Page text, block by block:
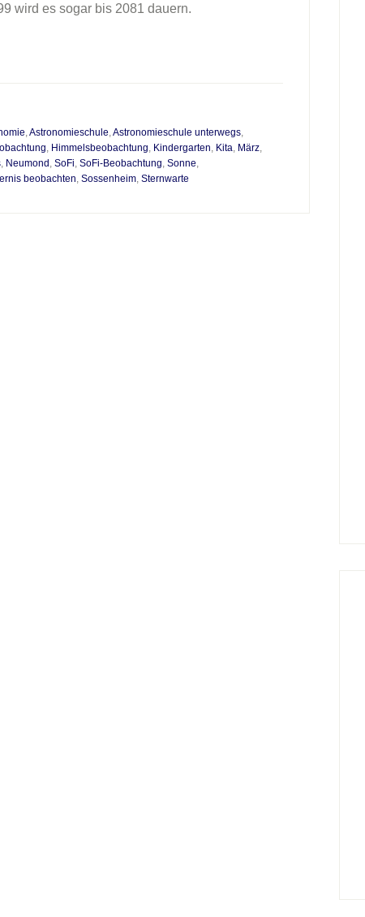
wird es sogar bis 2081 dauern.
Astronomieschule Astronomieschule unterwegs
Himmelsbeobachtung Kindergarten Kita März
Neumond SoFi SoFi-Beobachtung Sonne
beobachten Sossenheim Sternwarte